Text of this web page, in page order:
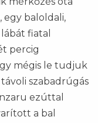
egy baloldali,
fiatal
percig
mégis le tudjuk
szabadrúgás
ezúttal
a bal